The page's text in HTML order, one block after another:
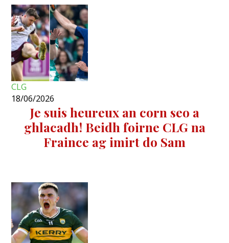
CLG
18/06/2026
Je suis heureux an corn seo a
ghlacadh! Beidh foirne CLG na
Fraince ag imirt do Sam